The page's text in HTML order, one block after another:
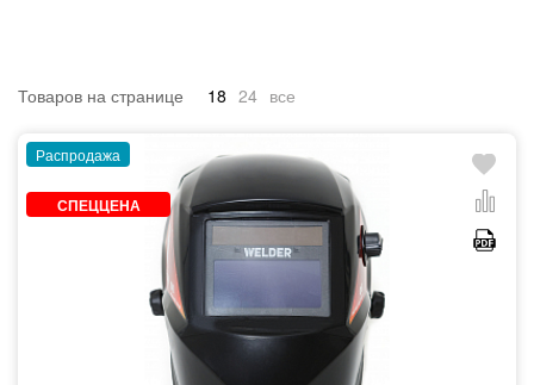
Товаров на странице 18 24 все
Распродажа
СПЕЦЦЕНА